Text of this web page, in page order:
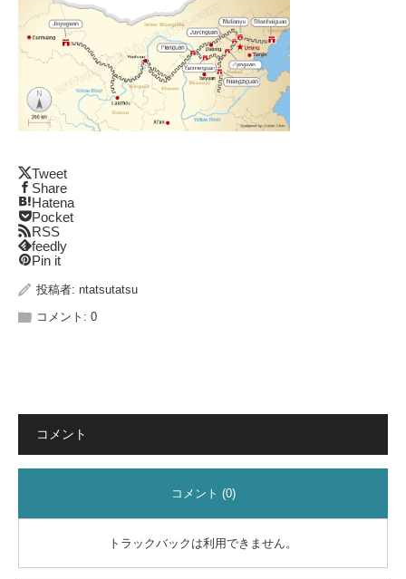
Tweet
Share
Hatena
Pocket
RSS
feedly
Pin it
投稿者: ntatsutatsu
コメント: 0
コメント
コメント (0)
トラックバックは利用できません。